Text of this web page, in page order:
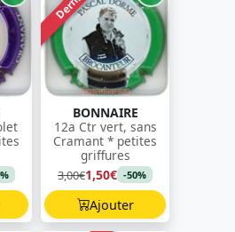
BONNAIRE
12a Ctr vert, sans
Cramant * petites
griffures
3,00€1,50€ -50%
Ajouter